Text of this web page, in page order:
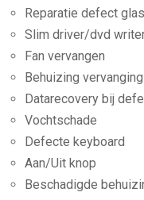
Reparatie defect glas
Slim driver/dvd
Fan vervangen
Behuizing vervanging
Datarecovery bij
Vochtschade
Defecte keyboard
Aan/Uit knop
Beschadigde